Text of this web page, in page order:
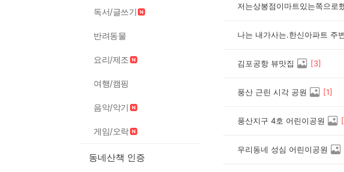
독서/글쓰기
반려동물
요리/제조
여행/캠핑
음악/악기
게임/오락
동네산책 인증
김포공항 뷰맛집 [3]
풍산 근린 시각 공원 [1]
풍산지구 4호 어린이공원 [
우리동네 성심 어린이공원